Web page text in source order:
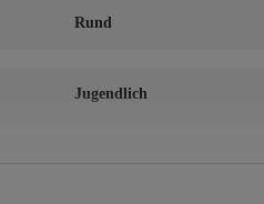
Rund
Jugendlich